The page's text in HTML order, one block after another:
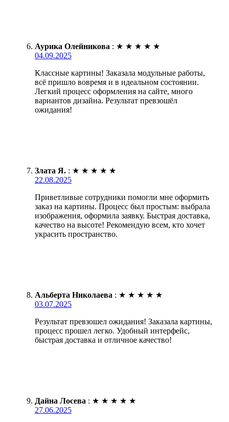
Аурика Олейникова : ★ ★ ★ ★ ★
04.09.2025
Классные картины! Заказала модульные работы,
всё пришло вовремя и в идеальном состоянии.
Легкий процесс оформления на сайте, много
вариантов дизайна. Результат превзошёл
ожидания!
Злата Я. : ★ ★ ★ ★ ★
22.08.2025
Приветливые сотрудники помогли мне оформить
заказ на картины. Процесс был простым: выбрала
изображения, оформила заявку. Быстрая доставка,
качество на высоте! Рекомендую всем, кто хочет
украсить пространство.
Альберта Николаева : ★ ★ ★ ★ ★
03.07.2025
Результат превзошел ожидания! Заказала картины,
процесс прошел легко. Удобный интерфейс,
быстрая доставка и отличное качество!
Дайна Лосева : ★ ★ ★ ★ ★
27.06.2025